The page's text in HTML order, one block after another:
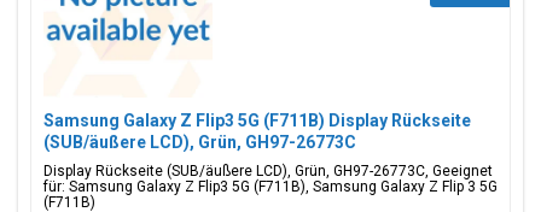
Samsung Galaxy Z Flip3 5G (F711B) Display Rückseite
(SUB/äußere LCD), Grün, GH97-26773C
Display Rückseite (SUB/äußere LCD), Grün, GH97-26773C, Geeignet
für: Samsung Galaxy Z Flip3 5G (F711B), Samsung Galaxy Z Flip 3 5G
(F711B)